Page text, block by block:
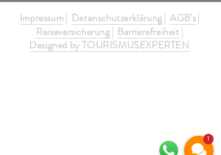
Impressum Datenschutzerklärung
AGB's
Reiseversicherung
Barrierefreiheit
Designed by TOURISMUSEXPERTEN
1